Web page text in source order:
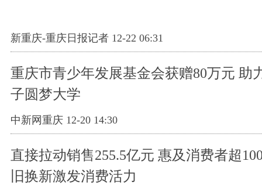
新重庆-重庆日报记者 12-22 06:31
重庆市青少年发展基金会获赠80万元 助
子圆梦大学
中新网重庆 12-20 14:30
直接拉动销售255.5亿元 惠及消费者超
旧换新激发消费活力